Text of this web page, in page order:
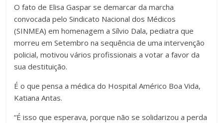
O fato de Elisa Gaspar se demarcar da marcha
convocada pelo Sindicato Nacional dos Médicos
(SINMEA) em homenagem a Sílvio Dala, pediatra que
morreu em Setembro na sequência de uma intervenção
policial, motivou vários profissionais a votar a favor da
sua destituição.
É o que pensa a médica do Hospital Américo Boa Vida,
Katiana Antas.
“É isso que esperava, porque não se solidarizou a perda